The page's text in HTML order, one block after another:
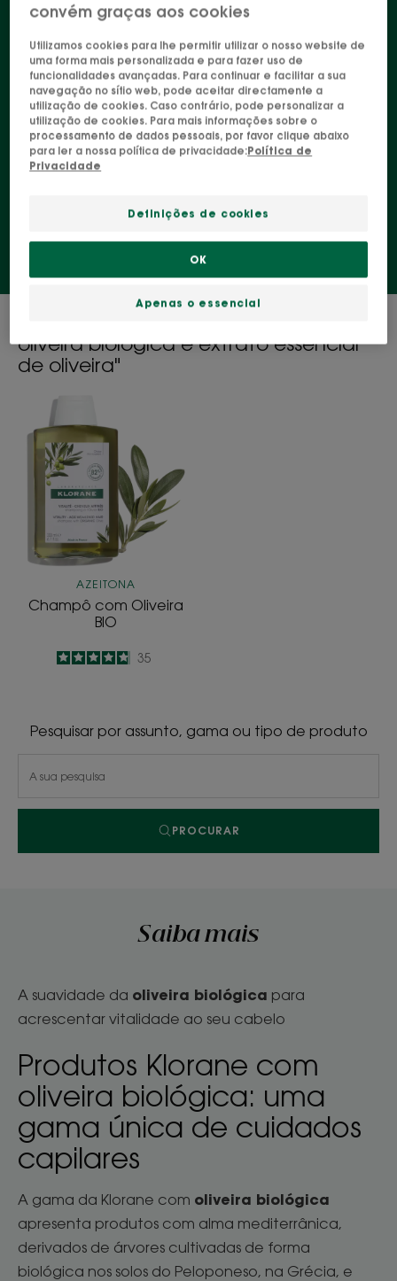
antioxidantes, estão disponíveis numa gama
completa de cuidados revitalizantes para cabelos
enfraquecidos e que perderam densidade ao
longo do tempo. O seu elevado teor de nutrientes
regenera o cabelo, dando-lhe vitalidade, corpo e
espessura.
Champô Condicionador
oliveira biológica e extrato essencial
de oliveira"
com
Oliveira
BIO
AZEITONA
Champô com Oliveira
BIO
4.8
/
5
35
Pesquisar por assunto, gama ou tipo de produto
PROCURAR
Saiba mais
A suavidade da oliveira biológica para
acrescentar vitalidade ao seu cabelo
Produtos Klorane com
oliveira biológica: uma
gama única de cuidados
capilares
A gama da Klorane com oliveira biológica
apresenta produtos com alma mediterrânica,
derivados de árvores cultivadas de forma
biológica nos solos do Peloponeso, na Grécia, e
convém graças aos cookies
Utilizamos cookies para lhe permitir utilizar o nosso website de
uma forma mais personalizada e para fazer uso de
funcionalidades avançadas. Para continuar e facilitar a sua
navegação no sítio web, pode aceitar directamente a
utilização de cookies. Caso contrário, pode personalizar a
utilização de cookies. Para mais informações sobre o
processamento de dados pessoais, por favor clique abaixo
para ler a nossa política de privacidade:Política de
Privacidade
Definições de cookies
Apenas o essencial
OK